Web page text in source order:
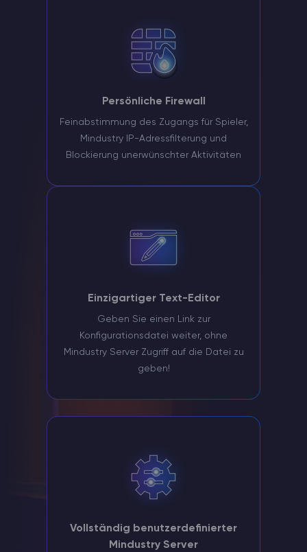
Persönliche Firewall
Feinabstimmung des Zugangs für Spieler,
Mindustry IP-Adressfilterung und
Blockierung unerwünschter Aktivitäten
Einzigartiger Text-Editor
Geben Sie einen Link zur
Konfigurationsdatei weiter, ohne
Mindustry Server Zugriff auf die Datei zu
geben!
Vollständig benutzerdefinierter
Mindustry Server